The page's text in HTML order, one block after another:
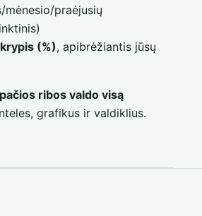
mėnesio/praėjusių
(%), apibrėžiantis jūsų
ribos valdo visą
grafikus ir valdiklius.